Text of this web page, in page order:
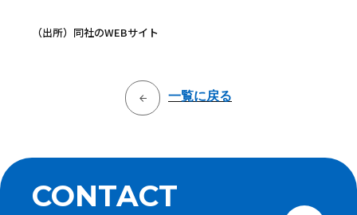
（出所）同社のWEBサイト
一覧に戻る
CONTACT